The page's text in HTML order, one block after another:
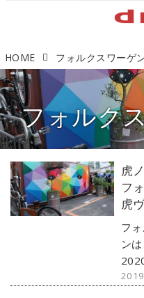
HOME フォルクスワーゲ
フォルク
虎
フ
虎
フ
ン
て